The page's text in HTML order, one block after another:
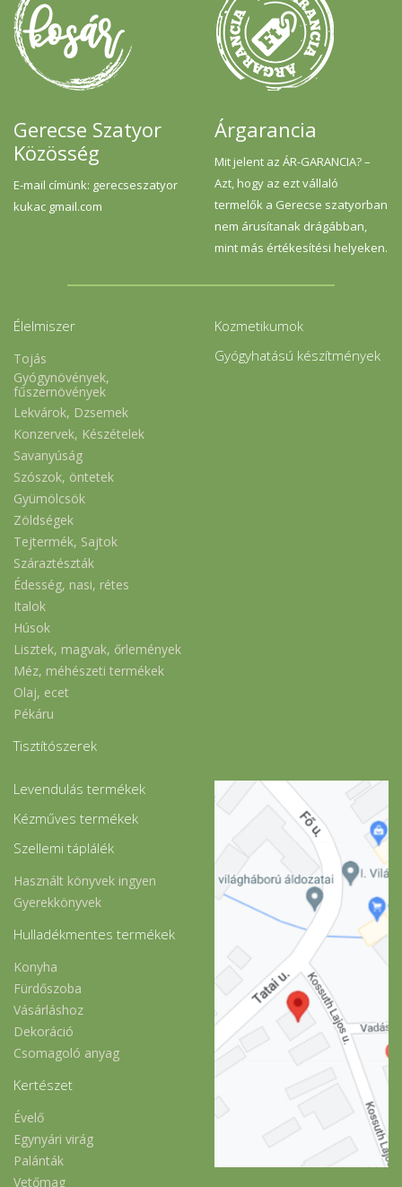
Gerecse Szatyor
Közösség
E-mail címünk: gerecseszatyor
kukac gmail.com
Árgarancia
Mit jelent az ÁR-GARANCIA? –
Azt, hogy az ezt vállaló
termelők a Gerecse szatyorban
nem árusítanak drágábban,
mint más értékesítési helyeken.
Élelmiszer
Tojás
Gyógynövények,
fűszernövények
Lekvárok, Dzsemek
Konzervek, Készételek
Savanyúság
Szószok, öntetek
Gyümölcsök
Zöldségek
Tejtermék, Sajtok
Száraztészták
Édesség, nasi, rétes
Italok
Húsok
Lisztek, magvak, őrlemények
Méz, méhészeti termékek
Olaj, ecet
Pékáru
Tisztítószerek
Kozmetikumok
Gyógyhatású készítmények
Levendulás termékek
Kézműves termékek
Szellemi táplálék
Használt könyvek ingyen
Gyerekkönyvek
Hulladékmentes termékek
Konyha
Fürdőszoba
Vásárláshoz
Dekoráció
Csomagoló anyag
Kertészet
Évelő
Egynyári virág
Palánták
Vetőmag